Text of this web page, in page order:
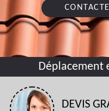
Déplacement
DEVIS